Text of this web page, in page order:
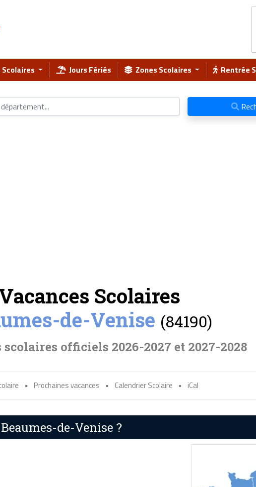
Jours Fériés Zones Scolaires Rentrée
Scolaires
de-Venise (84190)
officiels 2026-2027 et 2027-2028
• Prochaines vacances • Calendrier Scolaire • iCal
de-Venise ?